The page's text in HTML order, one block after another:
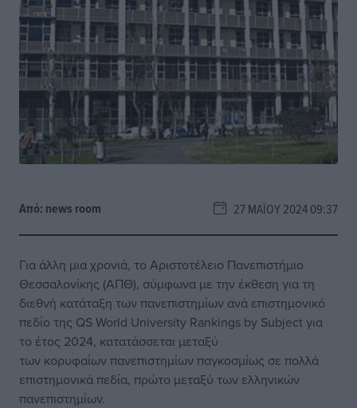
Από: news room 27 ΜΑΪ́ΟΥ 2024 09:37
Για άλλη μια χρονιά, το Αριστοτέλειο Πανεπιστήμιο
Θεσσαλονίκης (ΑΠΘ), σύμφωνα με την έκθεση για τη
διεθνή κατάταξη των πανεπιστημίων ανά επιστημονικό
πεδίο της QS World University Rankings by Subject για
το έτος 2024, κατατάσσεται μεταξύ
των κορυφαίων πανεπιστημίων παγκοσμίως σε πολλά
επιστημονικά πεδία, πρώτο μεταξύ των ελληνικών
πανεπιστημίων.